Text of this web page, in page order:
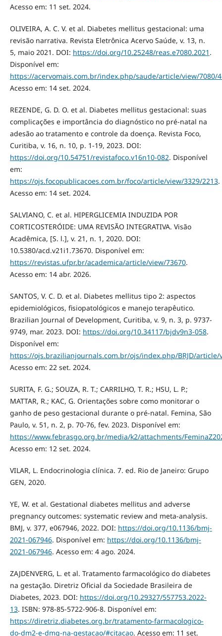
Acesso em: 11 set. 2024.
OLIVEIRA, A. C. V. et al. Diabetes mellitus gestacional: uma
revisão narrativa. Revista Eletrônica Acervo Saúde, v. 13, n.
5, maio 2021. DOI: https://doi.org/10.25248/reas.e7080.2021 .
Disponível em:
https://acervomais.com.br/index.php/saude/article/view/7080/
Acesso em: 14 set. 2024.
REZENDE, G. D. O. et al. Diabetes mellitus gestacional: suas
complicações e importância do diagnóstico no pré-natal na
adesão ao tratamento e controle da doença. Revista Foco,
Curitiba, v. 16, n. 10, p. 1-19, 2023. DOI:
https://doi.org/10.54751/revistafoco.v16n10-082. Disponível
em:
https://ojs.focopublicacoes.com.br/foco/article/view/3329/2213.
Acesso em: 14 set. 2024.
SALVIANO, C. et al. HIPERGLICEMIA INDUZIDA POR
CORTICOSTERÓIDE: UMA REVISÃO INTEGRATIVA. Visão
Acadêmica, [S. l.], v. 21, n. 1, 2020. DOI:
10.5380/acd.v21i1.73670. Disponível em:
https://revistas.ufpr.br/academica/article/view/73670.
Acesso em: 14 abr. 2026.
SANTOS, V. C. D. et al. Diabetes mellitus tipo 2: aspectos
epidemiológicos, fisiopatológicos e manejo terapêutico.
Brazilian Journal of Development, Curitiba, v. 9, n. 3, p. 9737-
9749, mar. 2023. DOI: https://doi.org/10.34117/bjdv9n3-058.
Disponível em:
https://ojs.brazilianjournals.com.br/ojs/index.php/BRJD/article/
Acesso em: 22 set. 2024.
SURITA, F. G.; SOUZA, R. T.; CARRILHO, T. R.; HSU, L. P.;
MATTAR, R.; KAC, G. Orientações sobre como monitorar o
ganho de peso gestacional durante o pré-natal. Femina, São
Paulo, v. 51, n. 2, p. 70-76, fev. 2023. Disponível em:
https://www.febrasgo.org.br/media/k2/attachments/
Acesso em: 12 set. 2024.
VILAR, L. Endocrinologia clínica. 7. ed. Rio de Janeiro: Grupo
GEN, 2020.
YE, W. et al. Gestational diabetes mellitus and adverse
pregnancy outcomes: systematic review and meta-analysis.
BMJ, v. 377, e067946, 2022. DOI: https://doi.org/10.1136/bmj-
2021-067946. Disponível em: https://doi.org/10.1136/bmj-
2021-067946. Acesso em: 4 ago. 2024.
ZAJDENVERG, L. et al. Tratamento farmacológico do diabetes
na gestação. Diretriz Oficial da Sociedade Brasileira de
Diabetes, 2023. DOI: https://doi.org/10.29327/557753.2022-
13. ISBN: 978-85-5722-906-8. Disponível em:
https://diretriz.diabetes.org.br/tratamento-farmacologico-
do-dm2-e-dmg-na-gestacao/#citacao. Acesso em: 11 set.